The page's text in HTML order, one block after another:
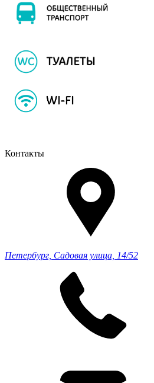
Контакты
Петербург, Садовая улица, 14/52